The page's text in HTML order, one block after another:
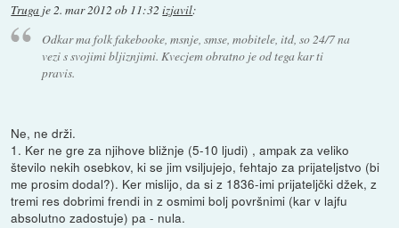
Truga je2. mar 2012 ob 11:32 izjavil:
Odkar ma folk fakebooke, msnje, smse, mobitele, itd, so 24/7 na
vezi s svojimi bljiznjimi. Kvecjem obratno je od tega kar ti
pravis.
Ne, ne drži.
1. Ker ne gre za njihove bližnje (5-10 ljudi) , ampak za veliko
število nekih osebkov, ki se jim vsiljujejo, fehtajo za prijateljstvo (bi
me prosim dodal?). Ker mislijo, da si z 1836-imi prijateljčki džek, z
tremi res dobrimi frendi in z osmimi bolj površnimi (kar v lajfu
absolutno zadostuje) pa - nula.